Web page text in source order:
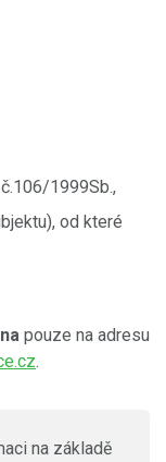
1999Sb.,
od které
pouze na adresu
.
na základě